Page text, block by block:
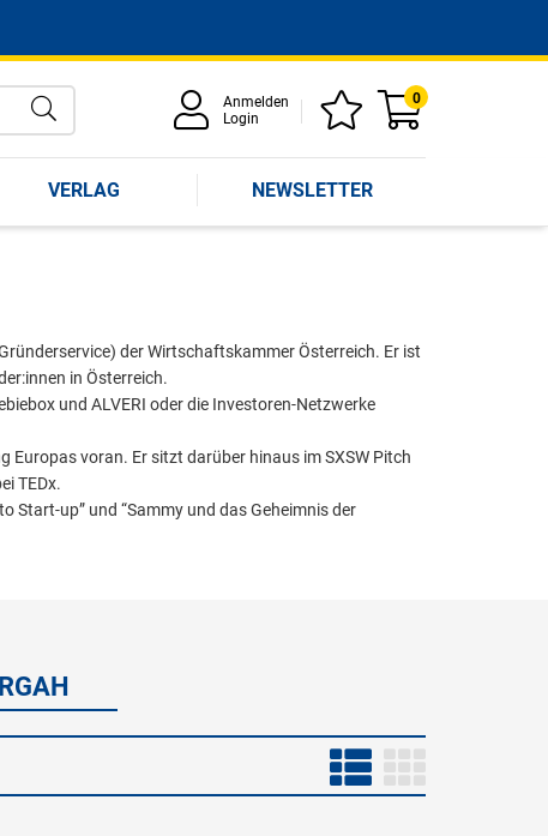
Anmelden
Login
0
VERLAG NEWSLETTER
der Wirtschaftskammer Österreich. Er ist
in Österreich.
und ALVERI oder die Investoren-Netzwerke
Europas voran. Er sitzt darüber hinaus im SXSW Pitch
TEDx.
Start-up” und “Sammy und das Geheimnis der